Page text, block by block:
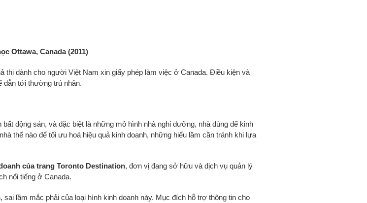
Ottawa, Canada (2011)
thi dành cho người Việt Nam xin giấy phép làm việc ở Canada. Điều kiện và
dẫn tới thường trú nhân.
động sản, và đặc biệt là những mô hình nhà nghỉ dưỡng, nhà dùng để kinh
thế nào để tối ưu hoá hiệu quả kinh doanh, những hiểu lầm cần tránh khi lựa
của trang Toronto Destination, đơn vị đang sở hữu và dịch vụ quản lý
nổi tiếng ở Canada.
lầm mắc phải của loại hình kinh doanh này. Mục đích hỗ trợ thông tin cho